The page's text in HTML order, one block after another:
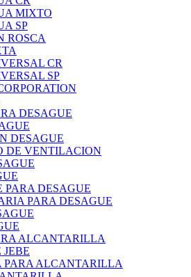
MIXTO
SP
ROSCA
CR
SP
DESAGUE
DESAGUE
DE VENTILACION
PARA DESAGUE
PARA DESAGUE
ALCANTARILLA
PARA ALCANTARILLA